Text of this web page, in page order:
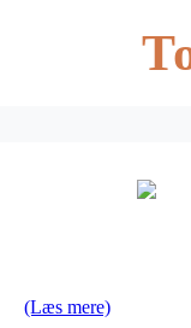
(Læs mere)